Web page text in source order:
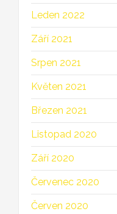
Leden 2022
Září 2021
Srpen 2021
Květen 2021
Březen 2021
Listopad 2020
Září 2020
Červenec 2020
Červen 2020